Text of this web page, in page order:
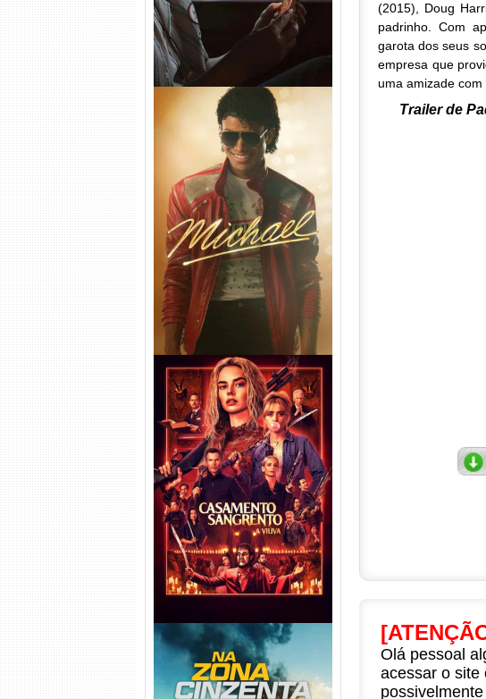
(2015), Doug
padrinho. Com
garota dos seus
empresa que
uma amizade com
Trailer de
Olá pessoal
acessar o site
Michael Torrent (2026) WEB-
DL 1080p/4K Dual Áudio
Casamento Sangrento: A
Viúva Torrent (2026) WEB-DL
720p/1080p/4K Dual Áudio